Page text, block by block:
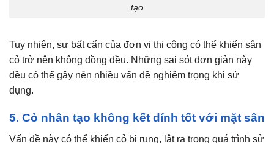
tạo
Tuy nhiên, sự bất cẩn của đơn vị thi công có thể khiến sân
cỏ trở nên không đồng đều. Những sai sót đơn giản này
đều có thể gây nên nhiều vấn đề nghiêm trọng khi sử
dụng.
5. Cỏ nhân tạo không kết dính tốt với mặt sân
Vấn đề này có thể khiến cỏ bị rụng, lật ra trong quá trình sử